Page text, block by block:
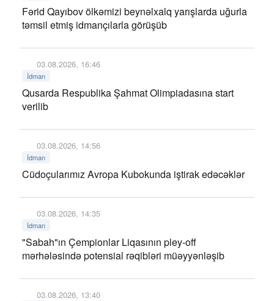
Fərid Qayıbov ölkəmizi beynəlxalq yarışlarda uğurla
təmsil etmiş idmançılarla görüşüb
03.08.2026, 16:46
İdman
Qusarda Respublika Şahmat Olimpiadasına start
verilib
03.08.2026, 14:56
İdman
Cüdoçularımız Avropa Kubokunda iştirak edəcəklər
03.08.2026, 14:35
İdman
"Sabah"ın Çempionlar Liqasının pley-off
mərhələsində potensial rəqibləri müəyyənləşib
03.08.2026, 13:40